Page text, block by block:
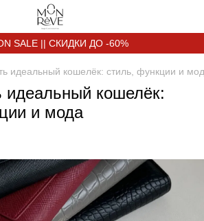
SALE || СКИДКИ ДО -60%
идеальный кошелёк: стиль, функции и
идеальный кошелёк:
и мода